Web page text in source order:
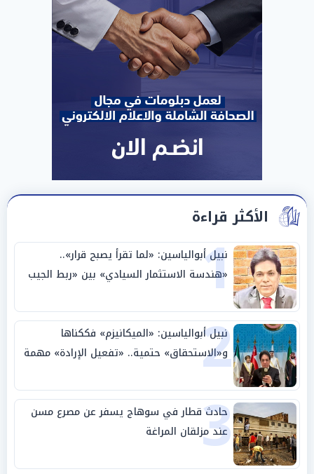
الأكثر قراءة
1
نبيل أبوالياسين: «لما تقرأ يصبح قرار»..
«هندسة الاستثمار السيادي» بين «ربط الجيب
بالوطن» و«سيادة الكلمة»
2
نبيل أبوالياسين: «الميكانيزم» فككناها
و«الاستحقاق» حتمية.. «تفعيل الإرادة» مهمة
الجامعة العربية
3
حادث قطار في سوهاج يسفر عن مصرع مسن
عند مزلقان المراغة